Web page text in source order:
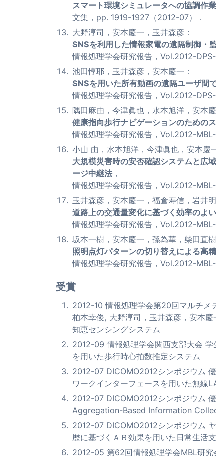
スマート環境シミュレータへの協調作
文集，pp. 1919-1927（2012-07）．
大野淳司，安本慶一，玉井森彦：
SNSを利用した情報家電の遠隔制御・
情報処理学会研究報告，Vol.2012-
池田惇耶，玉井森彦，安本慶一：
SNSを用いた所有動画の遠隔ユーザ間
情報処理学会研究報告，Vol.2012-
隅田麻由，今津眞也，水本旭洋，安本慶
健康指向歩行ナビゲーションのための
情報処理学会研究報告，Vol.2012-
小山 由，水本旭洋，今津眞也，安本慶
大規模災害時の安否確認システムと広
ージ中継法 ，
情報処理学会研究報告，Vol.2012-
玉井森彦，安本慶一，福倉寿信，岩井明
道路上の交通量変化に基づく効率のよ
情報処理学会研究報告，Vol.2012-
坂本一樹，安本慶一，孫為華，柴田直樹
照明点灯パターンの切り替えによる高
情報処理学会研究報告，Vol.2012-
受賞
2012-10 情報処理学会第20回マルチメ
柏本幸俊, 大野淳司，玉井森彦，安本
知恵センシングシステム
2012-09 情報処理学会関西支部大会
を用いた歩行時心拍数推定システム
2012-07 DICOMO2012シンポジウム
ワークインターフェースを用いた無線
2012-07 DICOMO2012シンポジウム
Aggregation-Based Information
2012-07 DICOMO2012シンポジウム
歴に基づくＡＲ効果を用いた日常生活
2012-05 第62回情報処理学会MBL研究